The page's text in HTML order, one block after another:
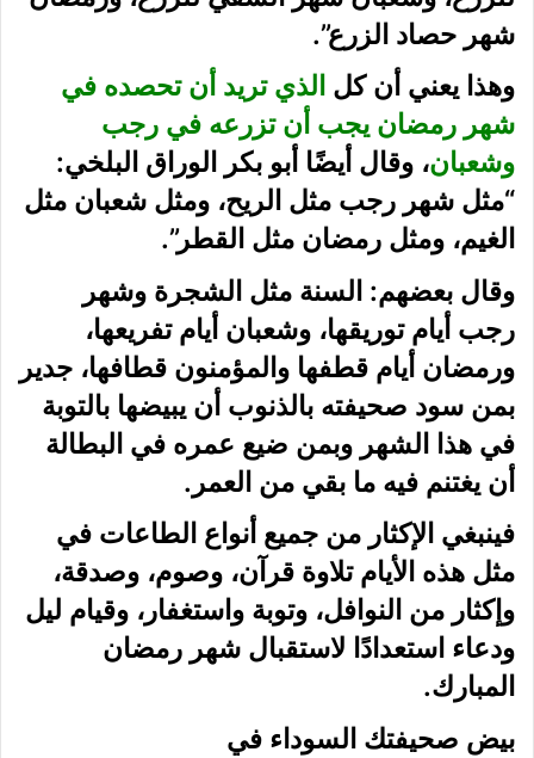
شهر حصاد الزرع”.
وهذا يعني أن كل الذي تريد أن تحصده في
شهر رمضان يجب أن تزرعه في رجب
وشعبان، وقال أيضًا أبو بكر الوراق البلخي:
“مثل شهر رجب مثل الريح، ومثل شعبان مثل
الغيم، ومثل رمضان مثل القطر”.
وقال بعضهم: السنة مثل الشجرة وشهر
رجب أيام توريقها، وشعبان أيام تفريعها،
ورمضان أيام قطفها والمؤمنون قطافها، جدير
بمن سود صحيفته بالذنوب أن يبيضها بالتوبة
في هذا الشهر وبمن ضيع عمره في البطالة
أن يغتنم فيه ما بقي من العمر.
فينبغي الإكثار من جميع أنواع الطاعات في
مثل هذه الأيام تلاوة قرآن، وصوم، وصدقة،
وإكثار من النوافل، وتوبة واستغفار، وقيام ليل
ودعاء استعدادًا لاستقبال شهر رمضان
المبارك.
بيض صحيفتك السوداء في